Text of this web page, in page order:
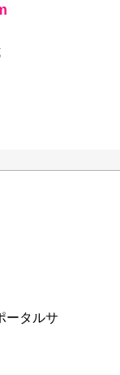
ータルサ